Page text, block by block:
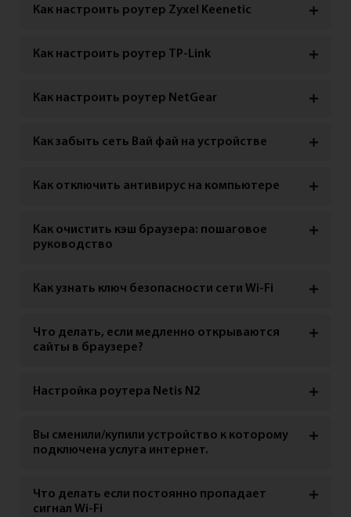
Как настроить роутер Zyxel Keenetic
Как настроить роутер TP-Link
Как настроить роутер NetGear
Как забыть сеть Вай фай на устройстве
Как отключить антивирус на компьютере
Как очистить кэш браузера: пошаговое
руководство
Как узнать ключ безопасности сети Wi-Fi
Что делать, если медленно открываются
сайты в браузере?
Настройка роутера Netis N2
Вы сменили/купили устройство к которому
подключена услуга интернет.
Что делать если постоянно пропадает
сигнал Wi-Fi